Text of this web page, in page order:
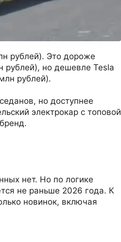
рублей). Это дороже
рублей), но дешевле Tesla
рублей).
но доступнее
электрокар с топовой
нет. Но по логике
не раньше 2026 года. К
новинок, включая